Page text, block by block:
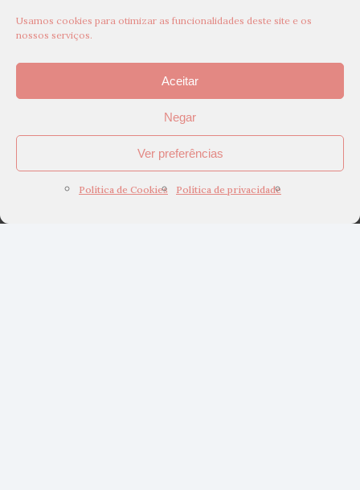
Usamos cookies para otimizar as funcionalidades deste site e os
nossos serviços.
Aceitar
Negar
Ver preferências
Política de Cookies Política de privacidade